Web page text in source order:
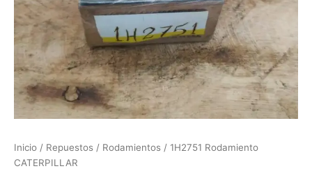
Inicio / Repuestos / Rodamientos / 1H2751 Rodamiento
CATERPILLAR